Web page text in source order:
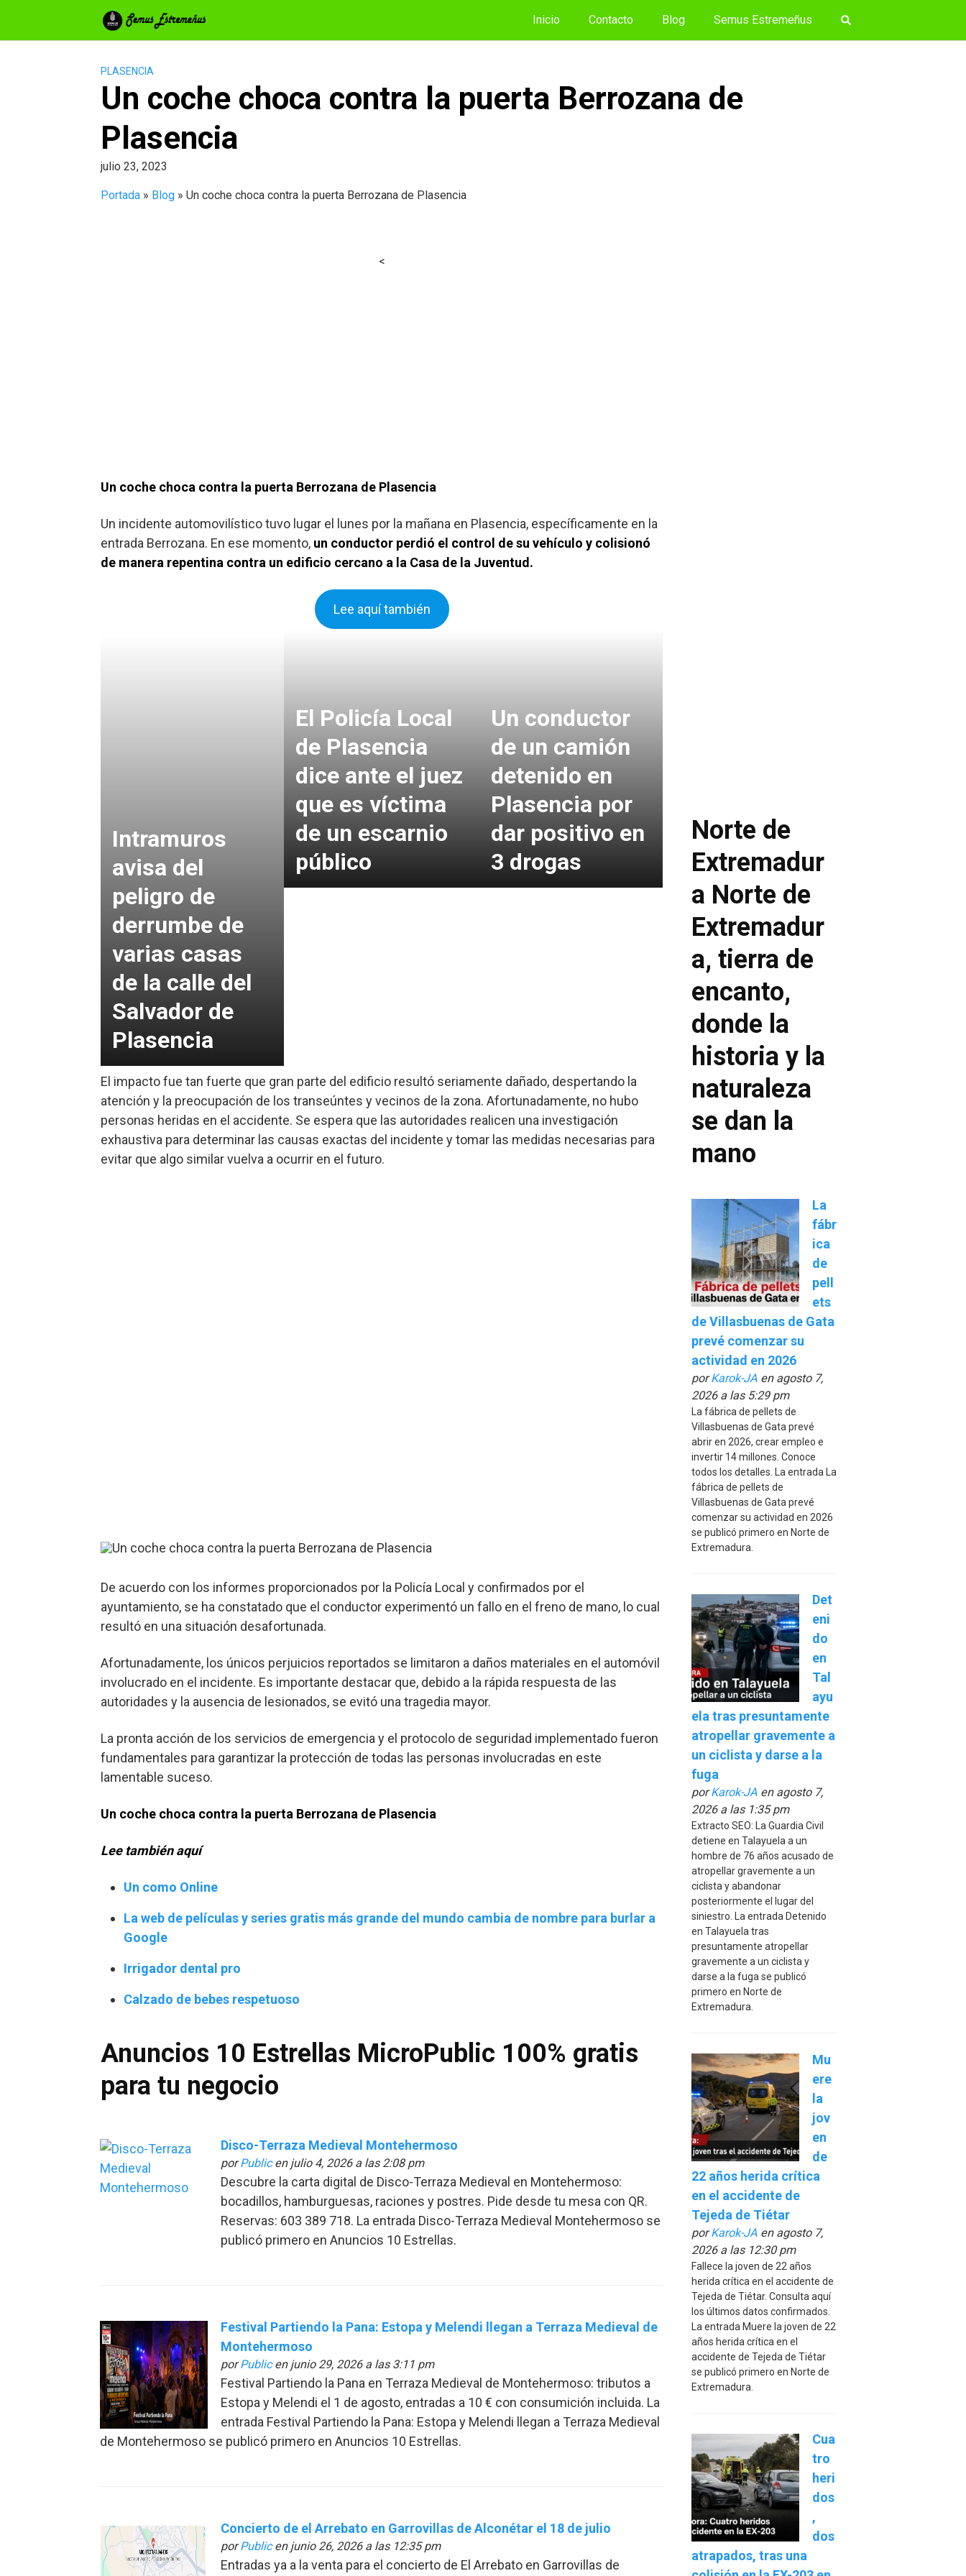
contenido
Inicio Contacto Blog Semus Estremeñus
PLASENCIA
Un coche choca contra la puerta Berrozana de
Plasencia
julio 23, 2023
Portada » Blog » Un coche choca contra la puerta Berrozana de Plasencia
<
Un coche choca contra la puerta Berrozana de Plasencia
Un incidente automovilístico tuvo lugar el lunes por la mañana en Plasencia, específicamente en la
entrada Berrozana. En ese momento, un conductor perdió el control de su vehículo y colisionó
de manera repentina contra un edificio cercano a la Casa de la Juventud.
Lee aquí también
Intramuros
avisa del
peligro de
derrumbe de
varias casas
de la calle del
Salvador de
Plasencia
El Policía Local
de Plasencia
dice ante el juez
que es víctima
de un escarnio
público
Un conductor
de un camión
detenido en
Plasencia por
dar positivo en
3 drogas
El impacto fue tan fuerte que gran parte del edificio resultó seriamente dañado, despertando la
atención y la preocupación de los transeúntes y vecinos de la zona. Afortunadamente, no hubo
personas heridas en el accidente. Se espera que las autoridades realicen una investigación
exhaustiva para determinar las causas exactas del incidente y tomar las medidas necesarias para
evitar que algo similar vuelva a ocurrir en el futuro.
De acuerdo con los informes proporcionados por la Policía Local y confirmados por el
ayuntamiento, se ha constatado que el conductor experimentó un fallo en el freno de mano, lo cual
resultó en una situación desafortunada.
Afortunadamente, los únicos perjuicios reportados se limitaron a daños materiales en el automóvil
involucrado en el incidente. Es importante destacar que, debido a la rápida respuesta de las
autoridades y la ausencia de lesionados, se evitó una tragedia mayor.
La pronta acción de los servicios de emergencia y el protocolo de seguridad implementado fueron
fundamentales para garantizar la protección de todas las personas involucradas en este
lamentable suceso.
Un coche choca contra la puerta Berrozana de Plasencia
Lee también aquí
Un como Online
La web de películas y series gratis más grande del mundo cambia de nombre para burlar a
Google
Irrigador dental pro
Calzado de bebes respetuoso
Anuncios 10 Estrellas MicroPublic 100% gratis
para tu negocio
Disco-Terraza Medieval Montehermoso
porPublicen julio 4, 2026 a las 2:08 pm
Descubre la carta digital de Disco-Terraza Medieval en Montehermoso:
bocadillos, hamburguesas, raciones y postres. Pide desde tu mesa con QR.
Reservas: 603 389 718. La entrada Disco-Terraza Medieval Montehermoso se
publicó primero en Anuncios 10 Estrellas.
Festival Partiendo la Pana: Estopa y Melendi llegan a Terraza Medieval de
Montehermoso
porPublicen junio 29, 2026 a las 3:11 pm
Festival Partiendo la Pana en Terraza Medieval de Montehermoso: tributos a
Estopa y Melendi el 1 de agosto, entradas a 10 € con consumición incluida. La
entrada Festival Partiendo la Pana: Estopa y Melendi llegan a Terraza Medieval
de Montehermoso se publicó primero en Anuncios 10 Estrellas.
Concierto de el Arrebato en Garrovillas de Alconétar el 18 de julio
porPublicen junio 26, 2026 a las 12:35 pm
Entradas ya a la venta para el concierto de El Arrebato en Garrovillas de
Norte de
Extremadur
a Norte de
Extremadur
a, tierra de
encanto,
donde la
historia y la
naturaleza
se dan la
mano
La
fábr
ica
de
pell
ets
de Villasbuenas de Gata
prevé comenzar su
actividad en 2026
porKarok-JAen agosto 7,
2026 a las 5:29 pm
La fábrica de pellets de
Villasbuenas de Gata prevé
abrir en 2026, crear empleo e
invertir 14 millones. Conoce
todos los detalles. La entrada La
fábrica de pellets de
Villasbuenas de Gata prevé
comenzar su actividad en 2026
se publicó primero en Norte de
Extremadura.
Det
eni
do
en
Tal
ayu
ela tras presuntamente
atropellar gravemente a
un ciclista y darse a la
fuga
porKarok-JAen agosto 7,
2026 a las 1:35 pm
Extracto SEO: La Guardia Civil
detiene en Talayuela a un
hombre de 76 años acusado de
atropellar gravemente a un
ciclista y abandonar
posteriormente el lugar del
siniestro. La entrada Detenido
en Talayuela tras
presuntamente atropellar
gravemente a un ciclista y
darse a la fuga se publicó
primero en Norte de
Extremadura.
Mu
ere
la
jov
en
de
22 años herida crítica
en el accidente de
Tejeda de Tiétar
porKarok-JAen agosto 7,
2026 a las 12:30 pm
Fallece la joven de 22 años
herida crítica en el accidente de
Tejeda de Tiétar. Consulta aquí
los últimos datos confirmados.
La entrada Muere la joven de 22
años herida crítica en el
accidente de Tejeda de Tiétar
se publicó primero en Norte de
Extremadura.
Cua
tro
heri
dos
,
dos
atrapados, tras una